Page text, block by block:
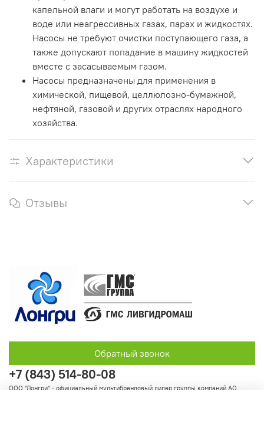
капельной влаги и могут работать на воздухе и
воде или неагрессивных газах, парах и жидкостях.
Насосы не требуют очистки поступающего газа, а
также допускают попадание в машину жидкостей
вместе с засасываемым газом.
Насосы предназначены для применения в
химической, пищевой, целлюлозно-бумажной,
нефтяной, газовой и других отраслях народного
хозяйства.
Характеристики
Отзывы
+7 (843) 514-80-08
ООО "Лонгри" - официальный мультибрендовый дилер группы компаний АО
Обратный звонок